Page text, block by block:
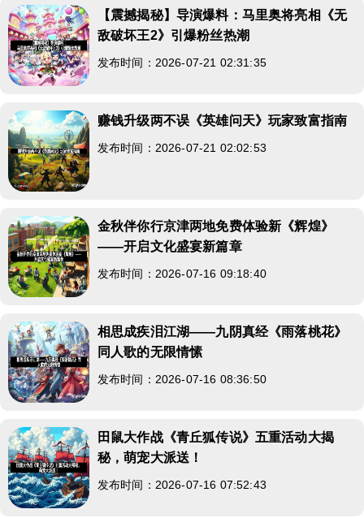
【震撼揭秘】导演爆料：马里奥将亮相《无
敌破坏王2》引爆粉丝热潮
发布时间：2026-07-21 02:31:35
赚钱升级两不误《英雄问天》玩家致富指南
发布时间：2026-07-21 02:02:53
金秋伴你行京津两地免费体验新《辉煌》
——开启文化盛宴新篇章
发布时间：2026-07-16 09:18:40
相思成疾泪江湖——九阴真经《雨落桃花》
同人歌的无限情愫
发布时间：2026-07-16 08:36:50
田鼠大作战《青丘狐传说》五重活动大揭
秘，萌宠大派送！
发布时间：2026-07-16 07:52:43